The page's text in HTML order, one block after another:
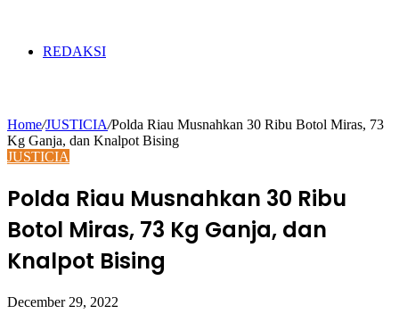
REDAKSI
Home/JUSTICIA/Polda Riau Musnahkan 30 Ribu Botol Miras, 73
Kg Ganja, dan Knalpot Bising
JUSTICIA
Polda Riau Musnahkan 30 Ribu
Botol Miras, 73 Kg Ganja, dan
Knalpot Bising
December 29, 2022